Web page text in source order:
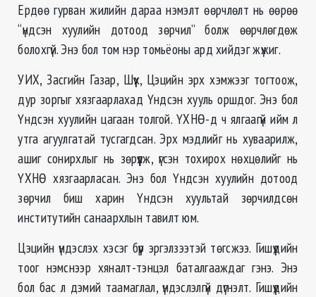
Ердөө гурван жилийн дараа нэмэлт өөрчлөлт нь өөрөө
“үндсэн хуулийн дотоод зөрчил” болж өөрчлөгдөж
болохгүй. Энэ бол том нэр томьёоны ард хийдэг жүжиг.
УИХ, Засгийн Газар, Шүүх, Цэцийн эрх хэмжээг тогтоож,
дур зоргыг хязгаарлахад Үндсэн хууль оршдог. Энэ бол
Үндсэн хуулийн цагаан толгой. ҮХНӨ-д ч ялгаагүй ийм л
утга агуулгатай тусгагдсан. Эрх мэдлийг нь хуваарилж,
ашиг сонирхлыг нь зөрүүлж, үгсэн тохирох нөхцөлийг нь
ҮХНӨ хязгаарласан. Энэ бол Үндсэн хуулийн дотоод
зөрчил биш харин Үндсэн хуультай зөрчилдсөн
институтийн санаархлын тавилт юм.
Цэцийн үндэслэх хэсэг бүүр эргэлзээтэй төгсжээ. Гишүүдийн
тоог нэмснээр хяналт-тэнцэл баталгааждаг гэнэ. Энэ
бол бас л дэмий таамаглал, үндэслэлгүй дүгнэлт. Гишүүдийн